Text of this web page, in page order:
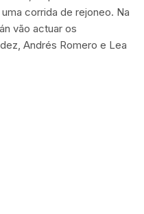
corrida de rejoneo. Na
vão actuar os
Andrés Romero e Lea